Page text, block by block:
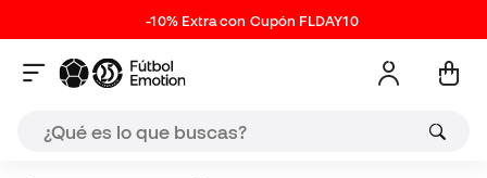
-10% Extra con Cupón FLDAY10